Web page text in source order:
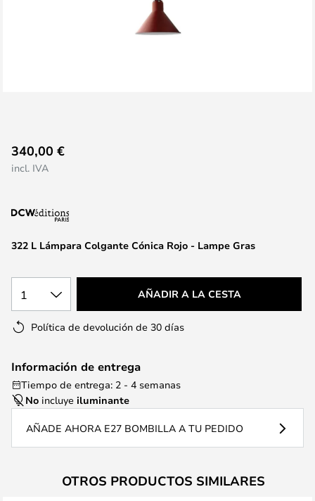
al
comienzo
la
de322 L Lámpara Colgante Cónica Rojo - Lampe Gras
340,00 €
incl. IVA
1 AÑADIR A LA CESTA
Política de devolución de 30 días
Información de entrega
Tiempo de entrega: 2 - 4 semanas
No incluye iluminante
AÑADE AHORA E27 BOMBILLA A TU PEDIDO
OTROS PRODUCTOS SIMILARES